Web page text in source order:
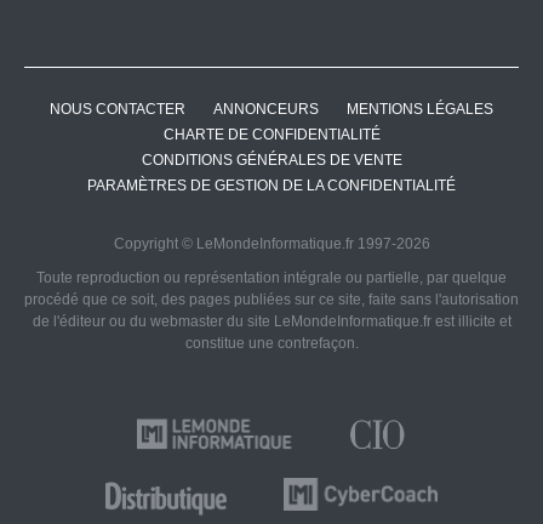
NOUS CONTACTER ANNONCEURS
MENTIONS LÉGALES
CHARTE DE CONFIDENTIALITÉ
CONDITIONS GÉNÉRALES DE VENTE
PARAMÈTRES DE GESTION DE LA CONFIDENTIALITÉ
Copyright © LeMondeInformatique.fr 1997-2026
Toute reproduction ou représentation intégrale ou partielle, par quelque
procédé que ce soit, des pages publiées sur ce site, faite sans l'autorisation
de l'éditeur ou du webmaster du site LeMondeInformatique.fr est illicite et
constitue une contrefaçon.